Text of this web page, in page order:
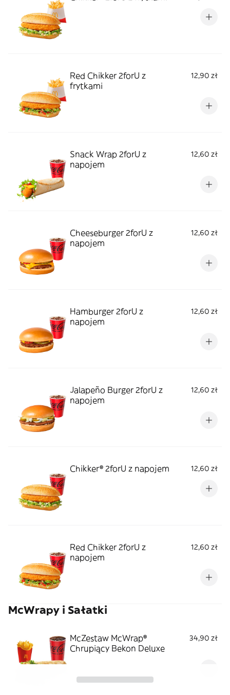
Red Chikker 2forU z
frytkami
12,90 zł
Snack Wrap 2forU z
napojem
12,60 zł
Cheeseburger 2forU z
napojem
12,60 zł
Hamburger 2forU z
napojem
12,60 zł
Jalapeño Burger 2forU z
napojem
12,60 zł
Chikker® 2forU z napojem 12,60 zł
Red Chikker 2forU z
napojem
12,60 zł
McWrapy i Sałatki
McZestaw McWrap®
Chrupiący Bekon Deluxe
34,90 zł